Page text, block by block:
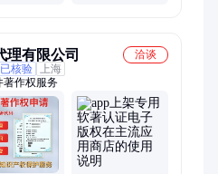
理有限公司
洽谈
核验
上海
著作权服务